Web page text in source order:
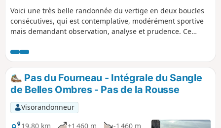
Voici une très belle randonnée du vertige en deux boucles
consécutives, qui est contemplative, modérément sportive
mais demandant observation, analyse et prudence. Ce
Km et le D+ 700 m, les falaises tourmentées faussant les
calculs de l'algorithme : prévoir 8 h, voire plus. Voir les
recommandations et mises en garde dans le chapitre infos
pratiques.
Pas du Fourneau - Intégrale du Sangle
de Belles Ombres - Pas de la Rousse
Visorandonneur
19,80 km
+1 460 m
-1 460 m